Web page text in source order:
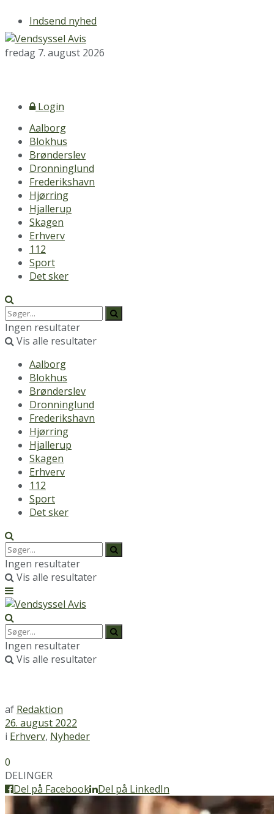
Indsend nyhed
fredag 7. august 2026
Login
Aalborg
Blokhus
Brønderslev
Dronninglund
Frederikshavn
Hjørring
Hjallerup
Skagen
Erhverv
112
Sport
Det sker
Ingen resultater
Vis alle resultater
Aalborg
Blokhus
Brønderslev
Dronninglund
Frederikshavn
Hjørring
Hjallerup
Skagen
Erhverv
112
Sport
Det sker
Ingen resultater
Vis alle resultater
Ingen resultater
Vis alle resultater
af Redaktion
26. august 2022
i Erhverv, Nyheder
0
DELINGER
Del på Facebook
Del på LinkedIn